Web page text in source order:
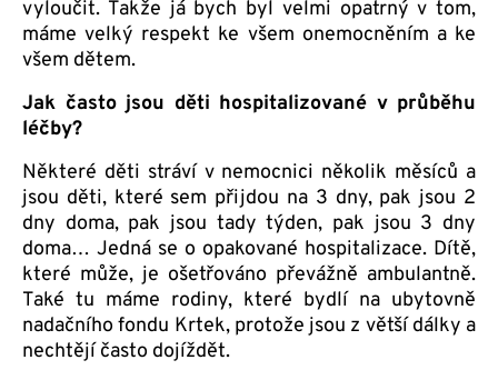
vyloučit. Takže já bych byl velmi opatrný v tom,
máme velký respekt ke všem onemocněním a ke
všem dětem.
Jak často jsou děti hospitalizované v průběhu
léčby?
Některé děti stráví v nemocnici několik měsíců a
jsou děti, které sem přijdou na 3 dny, pak jsou 2
dny doma, pak jsou tady týden, pak jsou 3 dny
doma… Jedná se o opakované hospitalizace. Dítě,
které může, je ošetřováno převážně ambulantně.
Také tu máme rodiny, které bydlí na ubytovně
nadačního fondu Krtek, protože jsou z větší dálky a
nechtějí často dojíždět.